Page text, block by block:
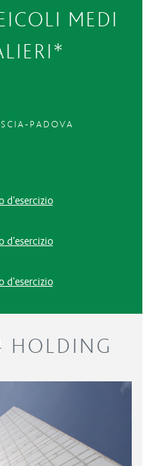
MEDI
PADOVA
d'esercizio
d'esercizio
d'esercizio
HOLDING